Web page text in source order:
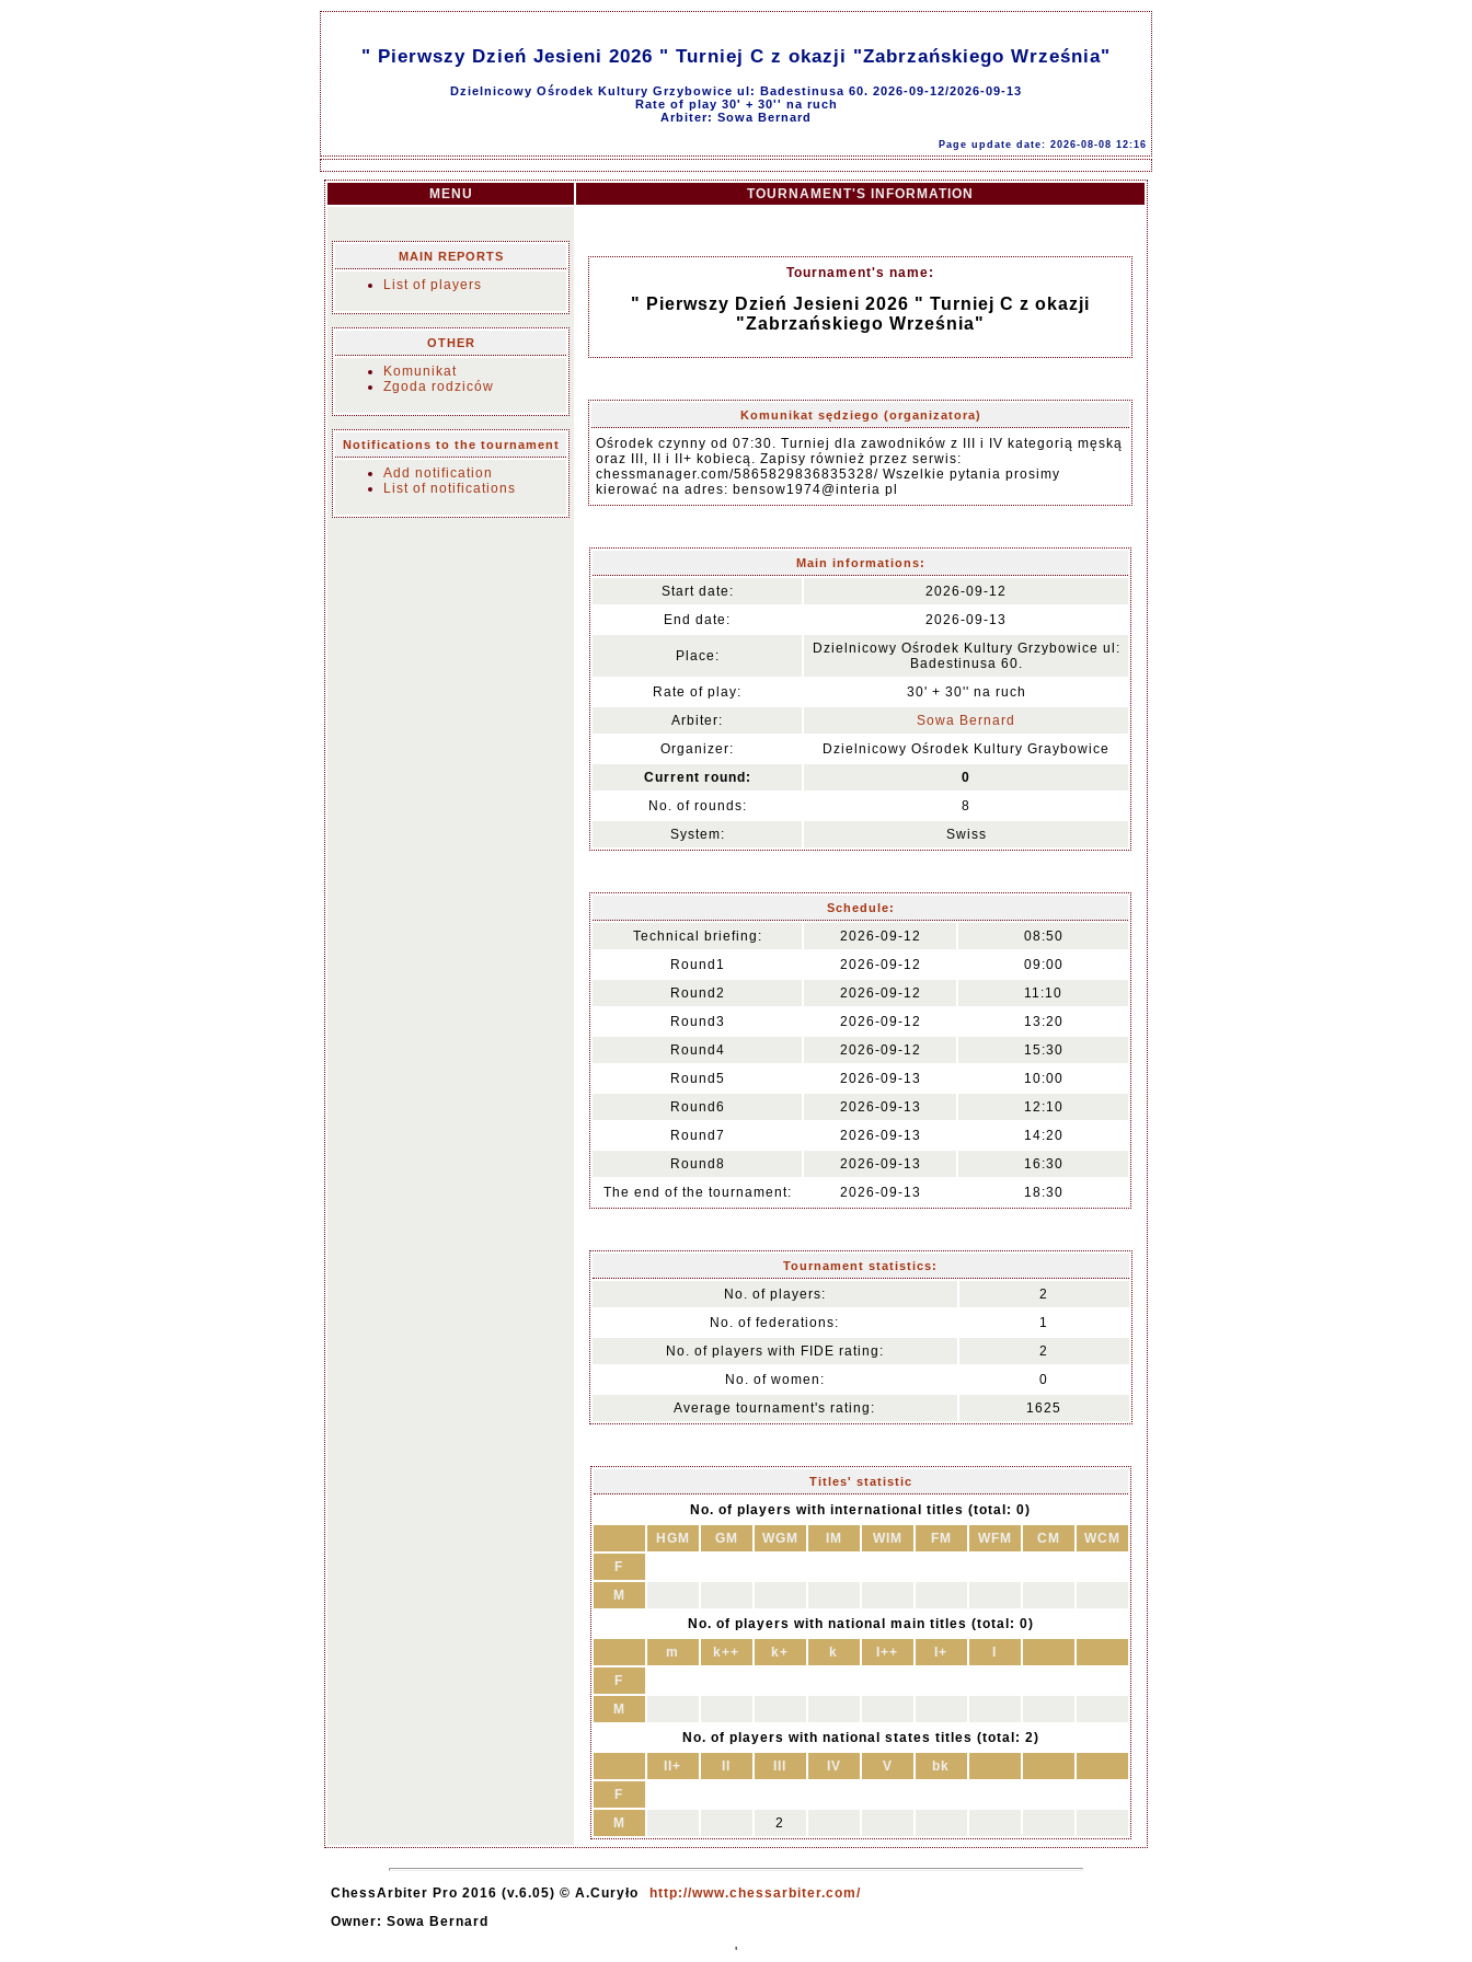
" Pierwszy Dzień Jesieni 2026 " Turniej C z okazji "Zabrzańskiego Września"
Dzielnicowy Ośrodek Kultury Grzybowice ul: Badestinusa 60. 2026-09-12/2026-09-13
Rate of play 30' + 30'' na ruch
Arbiter: Sowa Bernard
Page update date: 2026-08-08 12:16
MENU TOURNAMENT'S INFORMATION
MAIN REPORTS
List of players
OTHER
Komunikat
Zgoda rodziców
Notifications to the tournament
Add notification
List of notifications
Tournament's name:
" Pierwszy Dzień Jesieni 2026 " Turniej C z okazji
"Zabrzańskiego Września"
Komunikat sędziego (organizatora)
Ośrodek czynny od 07:30. Turniej dla zawodników z III i IV kategorią męską
oraz III, II i II+ kobiecą. Zapisy również przez serwis:
chessmanager.com/5865829836835328/ Wszelkie pytania prosimy
kierować na adres: bensow1974@interia pl
Main informations:
Start date:
2026-09-12
End date:
2026-09-13
Place:
Dzielnicowy Ośrodek Kultury Grzybowice ul:
Badestinusa 60.
Rate of play:
30' + 30'' na ruch
Arbiter:
Sowa Bernard
Organizer:
Dzielnicowy Ośrodek Kultury Graybowice
Current round:
0
No. of rounds:
8
System:
Swiss
Schedule:
Technical briefing: 2026-09-12
08:50
Round1
2026-09-12
09:00
Round2
2026-09-12
11:10
Round3
2026-09-12
13:20
Round4
2026-09-12
15:30
Round5
2026-09-13
10:00
Round6
2026-09-13
12:10
Round7
2026-09-13
14:20
Round8
2026-09-13
16:30
The end of the tournament:
2026-09-13 18:30
Tournament statistics:
No. of players:
2
No. of federations:
1
No. of players with FIDE rating:
2
No. of women:
0
Average tournament's rating:
1625
Titles' statistic
No. of players with international titles (total: 0)
HGM
GM WGM IM WIM FM WFM CM
WCM
F
M
No. of players with national main titles (total: 0)
m
k++ k+ k I++ I+
F
M
No. of players with national states titles (total: 2)
II+
IV V
bk
F
M
2
ChessArbiter Pro 2016 (v.6.05) © A.Curyło
http://www.chessarbiter.com/
Owner: Sowa Bernard
'